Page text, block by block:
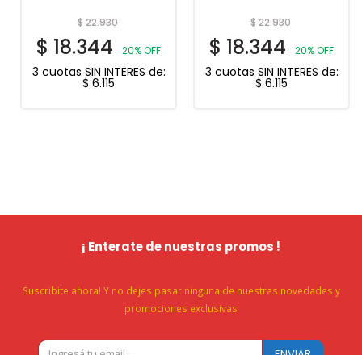
$22.930
$ 18.344 20% OFF
3 cuotas SIN INTERES de:
$ 6.115
$22.930
$ 18.344 20% OFF
3 cuotas SIN INTERES de:
$ 6.115
¡ Enterate de nuestras promos !
Suscribite ahora! Y no dejes pasar ninguna de nuestras novedades y
promociones exclusivas